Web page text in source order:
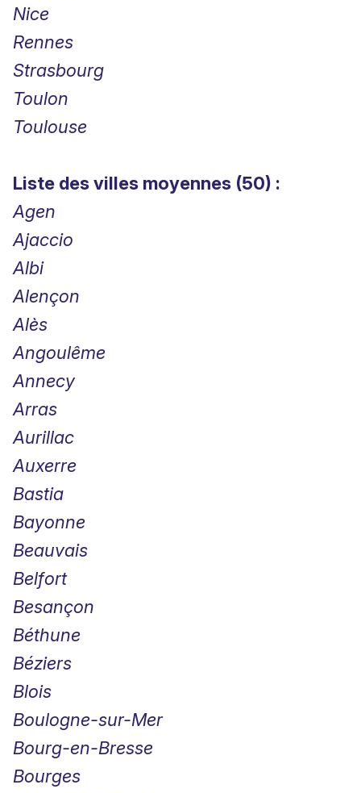
Nice
Rennes
Strasbourg
Toulon
Toulouse
Liste des villes moyennes (50) :
Agen
Ajaccio
Albi
Alençon
Alès
Angoulême
Annecy
Arras
Aurillac
Auxerre
Bastia
Bayonne
Beauvais
Belfort
Besançon
Béthune
Béziers
Blois
Boulogne-sur-Mer
Bourg-en-Bresse
Bourges